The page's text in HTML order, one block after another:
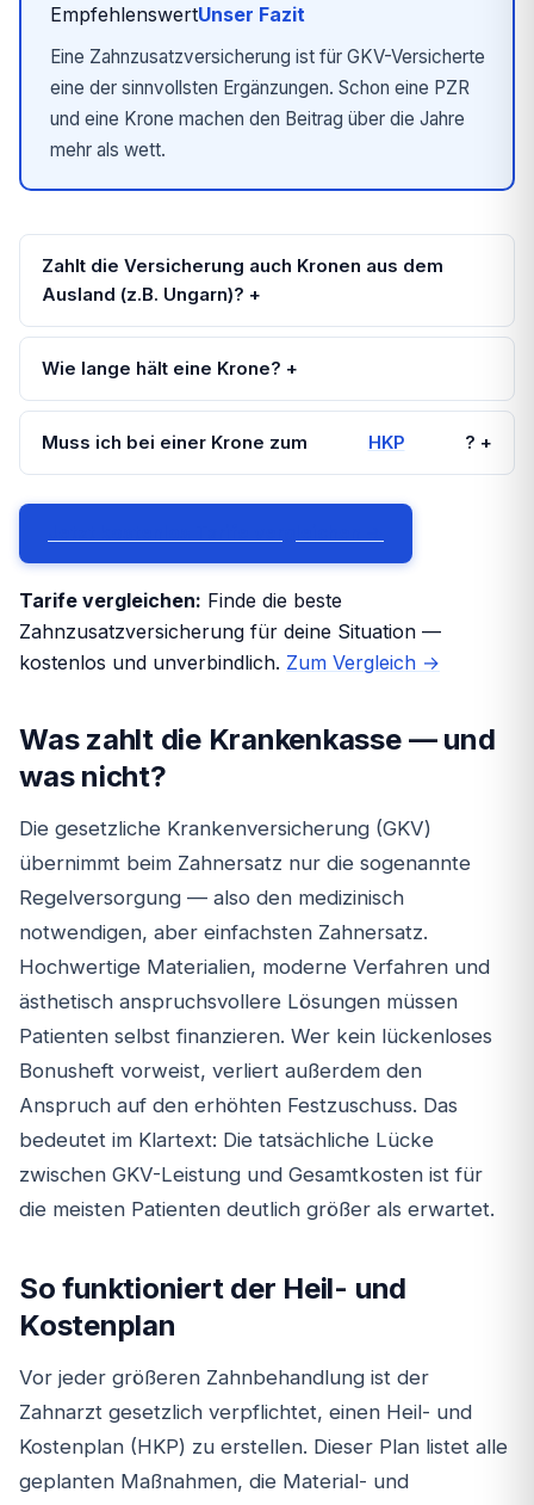
EmpfehlenswertUnser Fazit
Eine Zahnzusatzversicherung ist für GKV-Versicherte
eine der sinnvollsten Ergänzungen. Schon eine PZR
und eine Krone machen den Beitrag über die Jahre
mehr als wett.
Zahlt die Versicherung auch Kronen aus dem
Ausland (z.B. Ungarn)? +
Wie lange hält eine Krone? +
Muss ich bei einer Krone zum HKP ? +
Tarife vergleichen: Finde die beste
Zahnzusatzversicherung für deine Situation —
kostenlos und unverbindlich. Zum Vergleich →
Was zahlt die Krankenkasse — und
was nicht?
Die gesetzliche Krankenversicherung (GKV)
übernimmt beim Zahnersatz nur die sogenannte
Regelversorgung — also den medizinisch
notwendigen, aber einfachsten Zahnersatz.
Hochwertige Materialien, moderne Verfahren und
ästhetisch anspruchsvollere Lösungen müssen
Patienten selbst finanzieren. Wer kein lückenloses
Bonusheft vorweist, verliert außerdem den
Anspruch auf den erhöhten Festzuschuss. Das
bedeutet im Klartext: Die tatsächliche Lücke
zwischen GKV-Leistung und Gesamtkosten ist für
die meisten Patienten deutlich größer als erwartet.
So funktioniert der Heil- und
Kostenplan
Vor jeder größeren Zahnbehandlung ist der
Zahnarzt gesetzlich verpflichtet, einen Heil- und
Kostenplan (HKP) zu erstellen. Dieser Plan listet alle
geplanten Maßnahmen, die Material- und